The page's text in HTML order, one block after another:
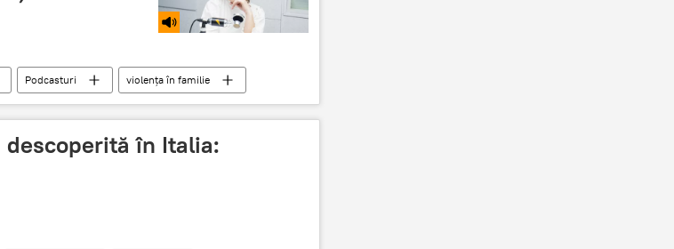
Podcasturi
violența în familie
în Italia: